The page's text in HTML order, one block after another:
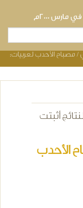
٢٠٠٠م
/ مصباح الأحدب لعربيات:
أثبتت
الأحدب